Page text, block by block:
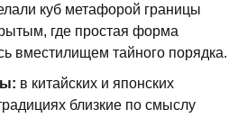
куб метафорой границы
где простая форма
вместилищем тайного порядка.
в китайских и японских
близкие по смыслу